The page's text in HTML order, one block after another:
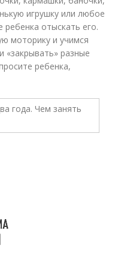
игрушку или любое
ребенка отыскать его.
моторику и учимся
разные
ребенка,